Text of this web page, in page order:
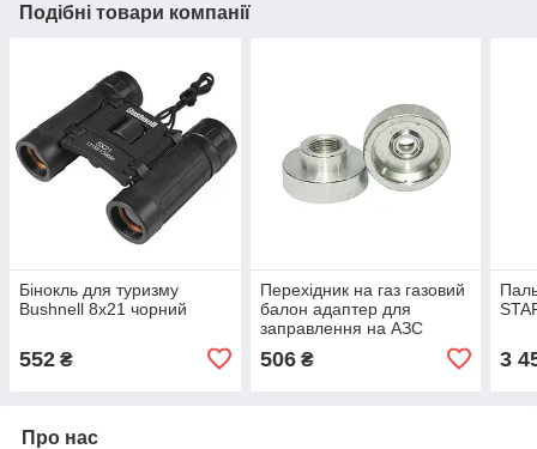
Подібні товари компанії
Бінокль для туризму
Bushnell 8х21 чорний
552 ₴
Перехідник на газ газовий
балон адаптер для
заправлення на АЗС
506₴ 3
Про нас